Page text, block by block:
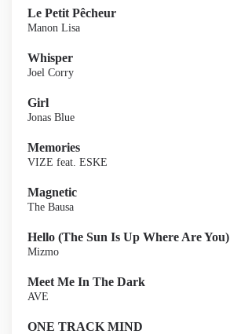
Le Petit Pêcheur
Manon Lisa
Whisper
Joel Corry
Girl
Jonas Blue
Memories
VIZE feat. ESKE
Magnetic
The Bausa
Hello (The Sun Is Up Where Are You)
Mizmo
Meet Me In The Dark
AVE
ONE TRACK MIND